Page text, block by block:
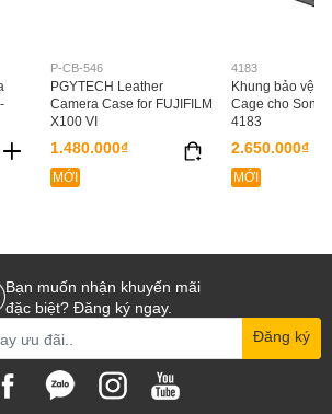
P-CB-546
PGYTECH Leather
Camera Case for FUJIFILM
X100 VI
1.480.000₫
MỚI
4183
Khung bảo vệ
Cage cho Sony
4183
2.650.000₫
MỚI
Bạn muốn nhận khuyến mãi
đặc biệt? Đăng ký ngay.
Đăng ký